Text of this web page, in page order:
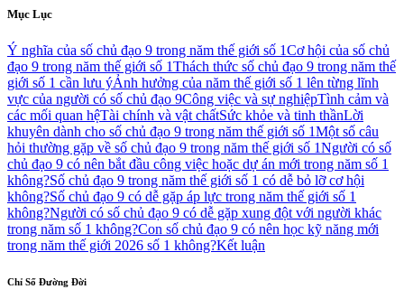
Mục Lục
Ý nghĩa của số chủ đạo 9 trong năm thế giới số 1Cơ hội của số chủ
đạo 9 trong năm thế giới số 1Thách thức số chủ đạo 9 trong năm thế
giới số 1 cần lưu ýẢnh hưởng của năm thế giới số 1 lên từng lĩnh
vực của người có số chủ đạo 9Công việc và sự nghiệpTình cảm và
các mối quan hệTài chính và vật chấtSức khỏe và tinh thầnLời
khuyên dành cho số chủ đạo 9 trong năm thế giới số 1Một số câu
hỏi thường gặp về số chủ đạo 9 trong năm thế giới số 1Người có số
chủ đạo 9 có nên bắt đầu công việc hoặc dự án mới trong năm số 1
không?Số chủ đạo 9 trong năm thế giới số 1 có dễ bỏ lỡ cơ hội
không?Số chủ đạo 9 có dễ gặp áp lực trong năm thế giới số 1
không?Người có số chủ đạo 9 có dễ gặp xung đột với người khác
trong năm số 1 không?Con số chủ đạo 9 có nên học kỹ năng mới
trong năm thế giới 2026 số 1 không?Kết luận
Chỉ Số Đường Đời